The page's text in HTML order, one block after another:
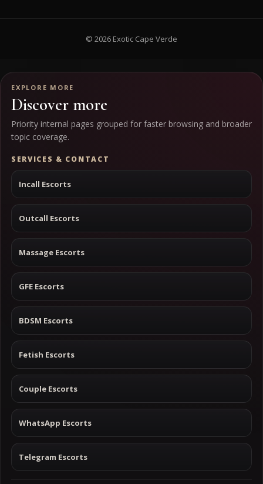
EXPLORE MORE
Discover more
Priority internal pages grouped for faster browsing and broader
topic coverage.
SERVICES & CONTACT
Incall Escorts
Outcall Escorts
Massage Escorts
GFE Escorts
BDSM Escorts
Fetish Escorts
Couple Escorts
WhatsApp Escorts
Telegram Escorts
© 2026 Exotic Cape Verde